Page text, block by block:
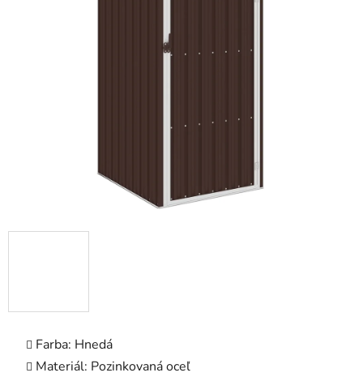
Farba: Hnedá
Materiál: Pozinkovaná oceľ